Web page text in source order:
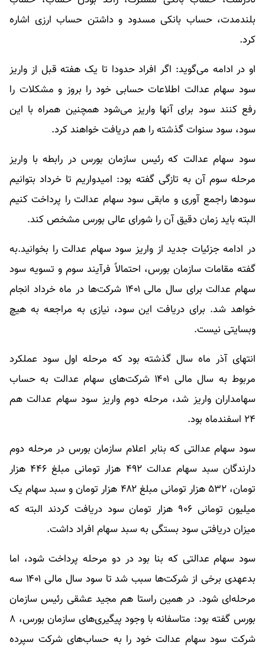
بلندمدت، حساب بانکی مسدود و داشتن حساب ارزی اشاره
کرد.
او در ادامه می‌گوید: اگر افراد حدودا تا یک هفته قبل از واریز
سود سهام عدالت اطلاعات حسابی خود را بروز و مشکلات را
رفع کنند سود برای آنها واریز می‌شود همچنین همراه با این
سود، سود سنوات گذشته را هم دریافت خواهند کرد.
سود سهام عدالت که رئیس سازمان بورس در رابطه با واریز
مرحله سوم آن به تازگی گفته بود: امیدواریم تا خرداد بتوانیم
سودها راجمع آوری و مابقی سود سهام عدالت را پرداخت کنیم
البته باید زمان دقیق آن را شورای عالی بورس مشخص کند.
در ادامه جزئیات جدید از واریز سود سهام عدالت را بخوانید.به
گفته مقامات سازمان بورس، احتمالاً فرآیند سوم و تسویه سود
سهام عدالت برای سال مالی ۱۴۰۱ شرکت‌ها در ماه خرداد انجام
خواهد شد. برای دریافت این سود، نیازی به مراجعه به هیچ
وبسایتی نیست.
انتهای آذر ماه سال گذشته بود که مرحله اول سود عملکرد
مربوط به سال مالی ۱۴۰۱ شرکت‌های سهام عدالت به حساب
سهامداران واریز شد، مرحله دوم واریز سود سهام عدالت هم
۲۴ اسفندماه بود.
سود سهام عدالتی که بنابر اعلام سازمان بورس در مرحله دوم
دارندگان سبد سهام عدالت ۴۹۲ هزار تومانی مبلغ ۴۴۶ هزار
تومان، ۵۳۲ هزار تومانی مبلغ ۴۸۲ هزار تومان و سبد سهام یک
میلیون تومانی ۹۰۶ هزار تومان سود دریافت کردند البته که
میزان دریافتی سود بستگی به سبد سهام افراد داشت.
سود سهام عدالتی که بنا بود در دو مرحله پرداخت شود، اما
بدعهدی برخی از شرکت‌ها سبب شد تا سود سال مالی ۱۴۰۱ سه
مرحله‌ای شود. در همین راستا هم مجید عشقی رئیس سازمان
بورس گفته بود: متاسفانه با وجود پیگیری‌های سازمان بورس، ۸
شرکت سود سهام عدالت خود را به حساب‌های شرکت سپرده